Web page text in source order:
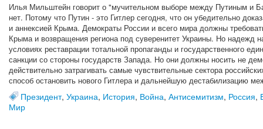
Илья Мильштейн говорит о "мучительном выборе между Путиным и
нет. Потому что Путин - это Гитлер сегодня, что он убедительно
и аннексией Крыма. Демократы России и всего мира должны
Крыма и возвращения региона под суверенитет Украины. Но надежд
условиях реставрации тотальной пропаганды и государственного
санкции со стороны государств Запада. Но они должны носить не
действительно затрагивать самые чувствительные сектора
способ остановить нового Гитлера и дальнейшую дестабилизацию
Президент, Украина, История, Война, Антисемитизм, Россия,
Мир